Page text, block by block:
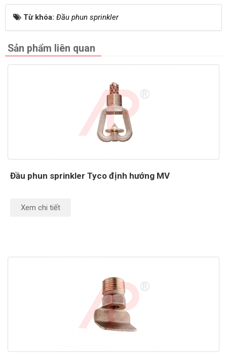
Từ khóa: Đầu phun sprinkler
Sản phẩm liên quan
Đầu phun sprinkler Tyco định hướng MV
Xem chi tiết